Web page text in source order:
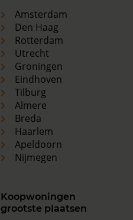
Amsterdam
Den Haag
Rotterdam
Utrecht
Groningen
Eindhoven
Tilburg
Almere
Breda
Haarlem
Apeldoorn
Nijmegen
Koopwoningen
grootste plaatsen